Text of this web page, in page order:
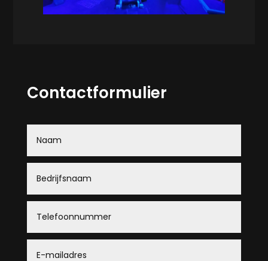
Contactformulier